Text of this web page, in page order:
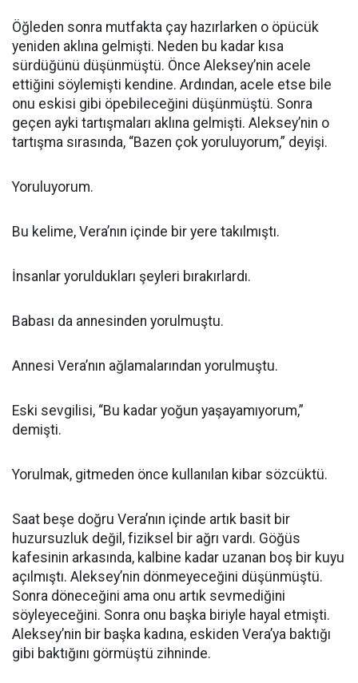
Öğleden sonra mutfakta çay hazırlarken o öpücük
yeniden aklına gelmişti. Neden bu kadar kısa
sürdüğünü düşünmüştü. Önce Aleksey’nin acele
ettiğini söylemişti kendine. Ardından, acele etse bile
onu eskisi gibi öpebileceğini düşünmüştü. Sonra
geçen ayki tartışmaları aklına gelmişti. Aleksey’nin o
tartışma sırasında, “Bazen çok yoruluyorum,” deyişi.
Yoruluyorum.
Bu kelime, Vera’nın içinde bir yere takılmıştı.
İnsanlar yoruldukları şeyleri bırakırlardı.
Babası da annesinden yorulmuştu.
Annesi Vera’nın ağlamalarından yorulmuştu.
Eski sevgilisi, “Bu kadar yoğun yaşayamıyorum,”
demişti.
Yorulmak, gitmeden önce kullanılan kibar sözcüktü.
Saat beşe doğru Vera’nın içinde artık basit bir
huzursuzluk değil, fiziksel bir ağrı vardı. Göğüs
kafesinin arkasında, kalbine kadar uzanan boş bir kuyu
açılmıştı. Aleksey’nin dönmeyeceğini düşünmüştü.
Sonra döneceğini ama onu artık sevmediğini
söyleyeceğini. Sonra onu başka biriyle hayal etmişti.
Aleksey’nin bir başka kadına, eskiden Vera’ya baktığı
gibi baktığını görmüştü zihninde.